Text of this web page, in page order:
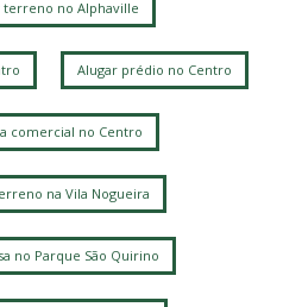
terreno no Alphaville
Alugar prédio no Centro
comercial no Centro
na Vila Nogueira
no Parque São Quirino